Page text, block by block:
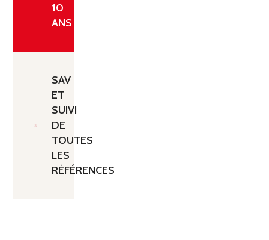
10
ANS
SAV
ET
SUIVI
DE
TOUTES
LES
RÉFÉRENCES